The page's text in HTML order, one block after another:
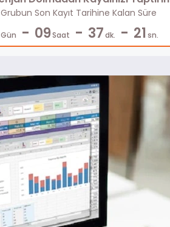
Son Kayıt Tarihine Kalan Süre
Gün - 09 Saat - 37 dk. - 20sn.